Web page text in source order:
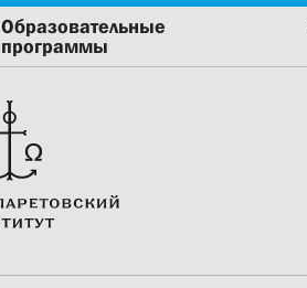
Образовательные
программы